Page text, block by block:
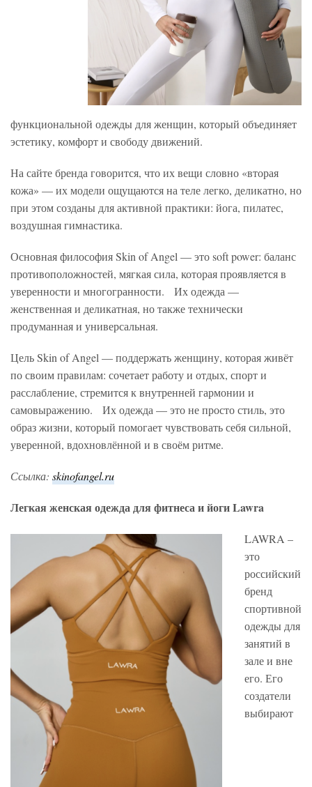
функциональной одежды для женщин, который объединяет
эстетику, комфорт и свободу движений.
На сайте бренда говорится, что их вещи словно «вторая
кожа» — их модели ощущаются на теле легко, деликатно, но
при этом созданы для активной практики: йога, пилатес,
воздушная гимнастика.
Основная философия Skin of Angel — это soft power: баланс
противоположностей, мягкая сила, которая проявляется в
уверенности и многогранности. Их одежда —
женственная и деликатная, но также технически
продуманная и универсальная.
Цель Skin of Angel — поддержать женщину, которая живёт
по своим правилам: сочетает работу и отдых, спорт и
расслабление, стремится к внутренней гармонии и
самовыражению. Их одежда — это не просто стиль, это
образ жизни, который помогает чувствовать себя сильной,
уверенной, вдохновлённой и в своём ритме.
Ссылка: skinofangel.ru
Легкая женская одежда для фитнеса и йоги Lawra
LAWRA –
это
российский
бренд
спортивной
одежды для
занятий в
зале и вне
его. Его
создатели
выбирают